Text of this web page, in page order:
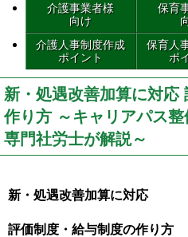
介護事業者様
向け
保育
介護人事制度作成
ポイント
保育人
ポ
新・処遇改善加算に対応
作り方 ～キャリアパス
専門社労士が解説～
新・処遇改善加算に対応
評価制度・給与制度の作り方